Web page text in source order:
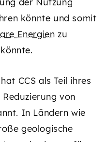
könnte und somit
Energien zu
CCS als Teil ihres
von
In Ländern wie
geologische